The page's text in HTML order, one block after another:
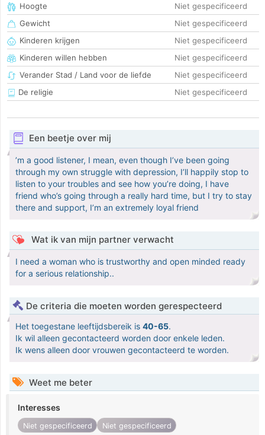
Hoogte
Niet gespecificeerd
Gewicht
Niet gespecificeerd
Kinderen krijgen
Niet gespecificeerd
Kinderen willen hebben
Niet gespecificeerd
Verander Stad / Land voor de liefde
Niet gespecificeerd
De religie
Niet gespecificeerd
Een beetje over mij
’m a good listener, I mean, even though I’ve been going
through my own struggle with depression, I’ll happily stop to
listen to your troubles and see how you’re doing, I have
friend who’s going through a really hard time, but I try to stay
there and support, I’m an extremely loyal friend
Wat ik van mijn partner verwacht
I need a woman who is trustworthy and open minded ready
for a serious relationship..
De criteria die moeten worden gerespecteerd
Het toegestane leeftijdsbereik is 40-65.
Ik wil alleen gecontacteerd worden door enkele leden.
Ik wens alleen door vrouwen gecontacteerd te worden.
Weet me beter
Interesses
Niet gespecificeerd Niet gespecificeerd